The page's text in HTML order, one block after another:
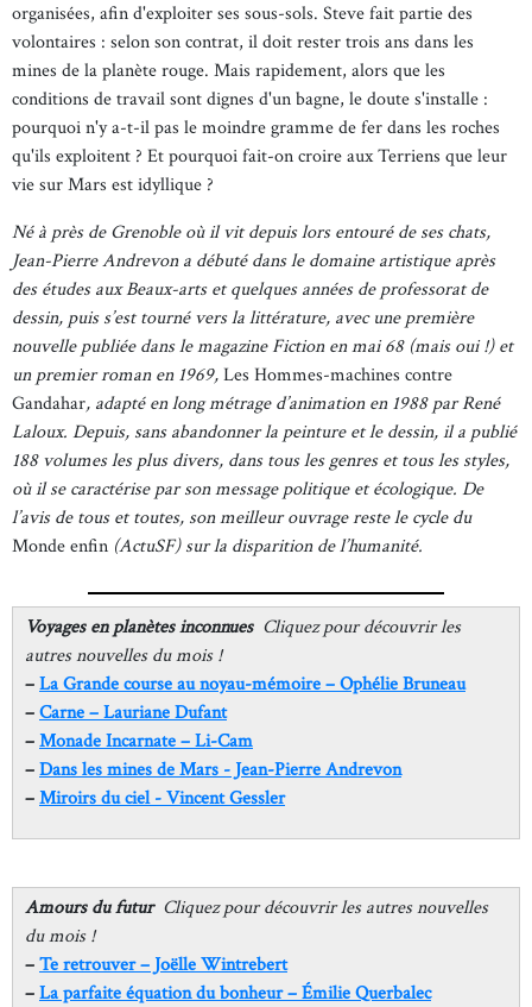
organisées, afin d'exploiter ses sous-sols. Steve fait partie des
volontaires : selon son contrat, il doit rester trois ans dans les
mines de la planète rouge. Mais rapidement, alors que les
conditions de travail sont dignes d'un bagne, le doute s'installe :
pourquoi n'y a-t-il pas le moindre gramme de fer dans les roches
qu'ils exploitent ? Et pourquoi fait-on croire aux Terriens que leur
vie sur Mars est idyllique ?
Né à près de Grenoble où il vit depuis lors entouré de ses chats,
Jean-Pierre Andrevon a débuté dans le domaine artistique après
des études aux Beaux-arts et quelques années de professorat de
dessin, puis s’est tourné vers la littérature, avec une première
nouvelle publiée dans le magazine Fiction en mai 68 (mais oui !) et
un premier roman en 1969,Les Hommes-machines contre
Gandahar, adapté en long métrage d’animation en 1988 par René
Laloux. Depuis, sans abandonner la peinture et le dessin, il a publié
188 volumes les plus divers, dans tous les genres et tous les styles,
où il se caractérise par son message politique et écologique. De
l’avis de tous et toutes, son meilleur ouvrage reste le cycle du
Monde enfin (ActuSF) sur la disparition de l’humanité.
Voyages en planètes inconnues Cliquez pour découvrir les
autres nouvelles du mois !
–La Grande course au noyau-mémoire – Ophélie Bruneau
–Carne – Lauriane Dufant
–Monade Incarnate – Li-Cam
–Dans les mines de Mars - Jean-Pierre Andrevon
–Miroirs du ciel - Vincent Gessler
Amours du futur Cliquez pour découvrir les autres nouvelles
du mois !
–Te retrouver – Joëlle Wintrebert
–La parfaite équation du bonheur – Émilie Querbalec